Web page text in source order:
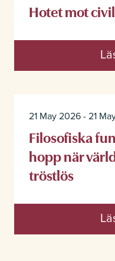
Hotet mot
21 May 2026 - 21
Filosofiska
hopp när
tröstlös